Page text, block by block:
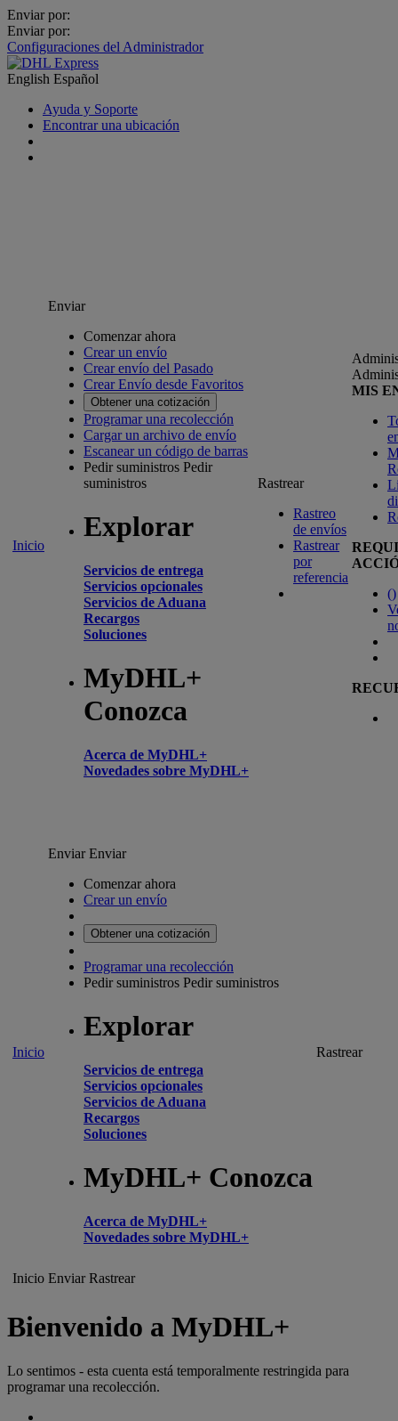
Enviar por:
Enviar por:
Configuraciones del Administrador
English Español
Ayuda y Soporte
Encontrar una ubicación
Inicio
Enviar
Comenzar ahora
Crear un envío
Crear envío del Pasado
Crear Envío desde Favoritos
Obtener una cotización
Programar una recolección
Cargar un archivo de envío
Escanear un código de barras
Pedir suministros Pedir
suministros
Explorar
Servicios de entrega
Servicios opcionales
Servicios de Aduana
Recargos
Soluciones
MyDHL+
Conozca
Acerca de MyDHL+
Novedades sobre MyDHL+
Rastrear
Rastreo
de envíos
Rastrear
por
referencia
MIS
()
Inicio
EnviarEnviar
Comenzar ahora
Crear un envío
Obtener una cotización
Programar una recolección
Pedir suministros Pedir suministros
Explorar
Servicios de entrega
Servicios opcionales
Servicios de Aduana
Recargos
Soluciones
MyDHL+ Conozca
Acerca de MyDHL+
Novedades sobre MyDHL+
Rastrear
Inicio Enviar Rastrear
Bienvenido a MyDHL+
Lo sentimos - esta cuenta está temporalmente restringida para
programar una recolección.